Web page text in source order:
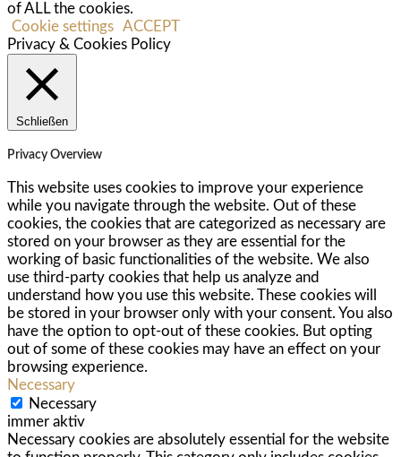
of ALL the cookies.
Cookie settings ACCEPT
Privacy & Cookies Policy
Schließen
Privacy Overview
This website uses cookies to improve your experience
while you navigate through the website. Out of these
cookies, the cookies that are categorized as necessary are
stored on your browser as they are essential for the
working of basic functionalities of the website. We also
use third-party cookies that help us analyze and
understand how you use this website. These cookies will
be stored in your browser only with your consent. You also
have the option to opt-out of these cookies. But opting
out of some of these cookies may have an effect on your
browsing experience.
Necessary
Necessary
immer aktiv
Necessary cookies are absolutely essential for the website